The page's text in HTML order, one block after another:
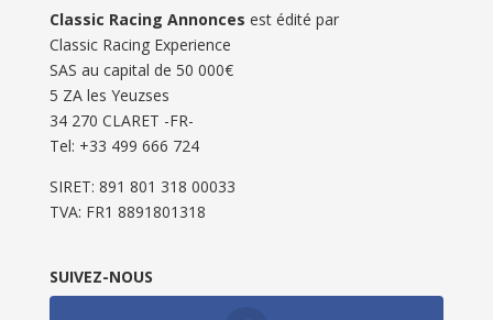
Classic Racing Annonces est édité par
Classic Racing Experience
SAS au capital de 50 000€
5 ZA les Yeuzses
34 270 CLARET -FR-
Tel: ‭+33 499 666 724‬
SIRET: 891 801 318 00033
TVA: FR1 8891801318
SUIVEZ-NOUS